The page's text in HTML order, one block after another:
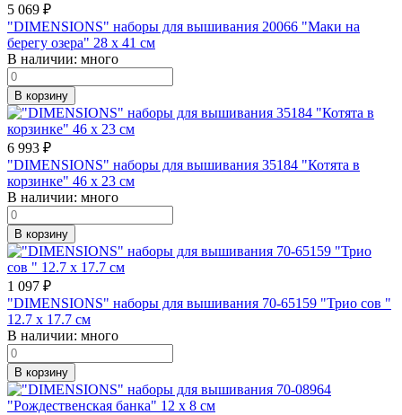
5 069 ₽
"DIMENSIONS" наборы для вышивания 20066 "Маки на
берегу озера" 28 x 41 см
В наличии: много
В корзину
6 993 ₽
"DIMENSIONS" наборы для вышивания 35184 "Котята в
корзинке" 46 x 23 см
В наличии: много
В корзину
1 097 ₽
"DIMENSIONS" наборы для вышивания 70-65159 "Трио сов "
12.7 x 17.7 см
В наличии: много
В корзину